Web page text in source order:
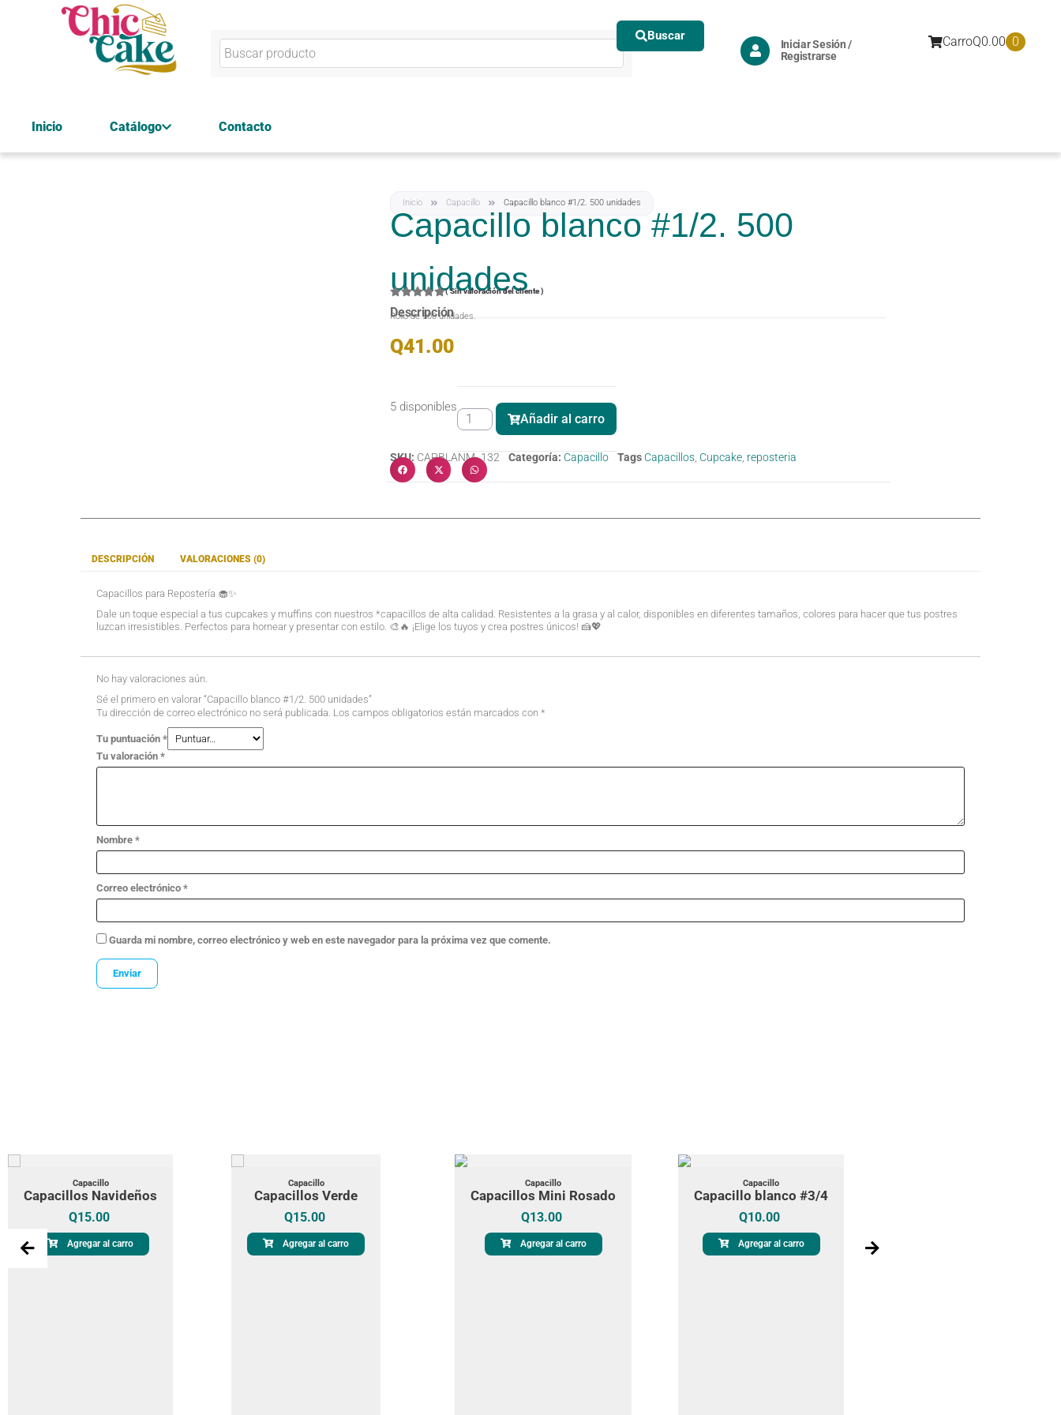
Buscar CarroQ0.00 0
Iniciar Sesión /
Registrarse
Inicio Catálogo Contacto
Inicio Capacillo Capacillo blanco #1/2. 500 unidades
Capacillo blanco #1/2. 500
unidades
(Sin valoración del cliente)
Descripción
Rollo de 500 unidades.
Q41.00
5 disponibles
Añadir al carro
SKU: CAPBLANM- 132 Categoría: Capacillo Tags Capacillos Cupcake reposteria
DESCRIPCIÓN VALORACIONES (0)
Capacillos para Repostería 🧁✨
Dale un toque especial a tus cupcakes y muffins con nuestros *capacillos de alta calidad. Resistentes a la grasa y al calor, disponibles en diferentes tamaños, colores para hacer que tus postres
luzcan irresistibles. Perfectos para hornear y presentar con estilo. 🎨🔥 ¡Elige los tuyos y crea postres únicos! 🍰💖
No hay valoraciones aún.
Sé el primero en valorar “Capacillo blanco #1/2. 500 unidades”
Tu dirección de correo electrónico no será publicada. Los campos obligatorios están marcados con *
Tu puntuación *
Tu valoración *
Nombre *
Correo electrónico *
Guarda mi nombre, correo electrónico y web en este navegador para la próxima vez que comente.
Capacillo
Capacillos Navideños
Q15.00
Agregar al carro
Capacillo
Capacillos Verde
Q15.00
Agregar al carro
Capacillo
Capacillos Mini Rosado
Q13.00
Agregar al carro
Capacillo
Capacillo blanco #3/4
Q10.00
Agregar al carro